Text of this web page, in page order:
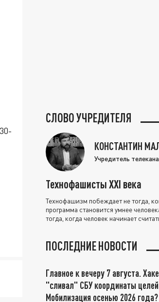
30-
СЛОВО УЧРЕДИТЕЛЯ
КОНСТАНТИН
Учредитель
Технофашисты XXI века
Технофашизм побеждает не тогда,
программа становится умнее
тогда, когда человек начинает
ПОСЛЕДНИЕ НОВОСТИ
Главное к вечеру 7 августа.
"сливал" СБУ координаты
Мобилизация осенью 2026